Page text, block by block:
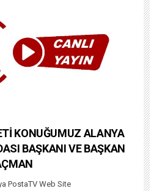
KONUĞUMUZ ALANYA
BAŞKANI VE BAŞKAN
PostaTV Web Site